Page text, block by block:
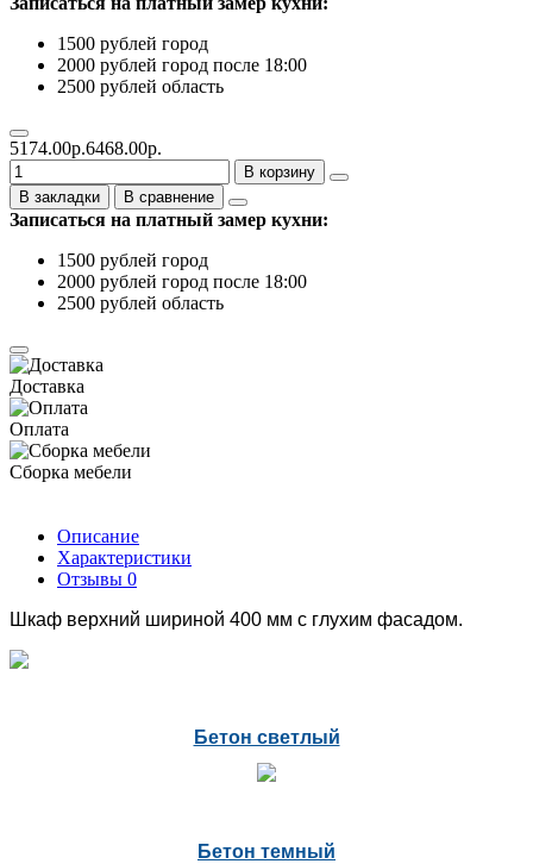
1500 рублей город
2000 рублей город после 18:00
2500 рублей область
5174.00р.6468.00р.
В корзину
В закладки
В сравнение
Записаться на платный замер кухни:
1500 рублей город
2000 рублей город после 18:00
2500 рублей область
Доставка
Оплата
Сборка мебели
Описание
Характеристики
Отзывы 0
Шкаф верхний шириной 400 мм с глухим фасадом.
Бетон светлый
Бетон темный